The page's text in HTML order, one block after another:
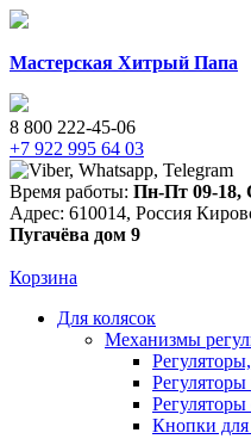
Мастерская Хитрый Папа
8 800 222-45-06
+7 922 995 64 03
Время работы: Пн-Пт 09-18,
Адрес: 610014, Россия
Пугачёва дом 9
Корзина
Для колясок
Механизмы
Регуляторы
Кнопки для